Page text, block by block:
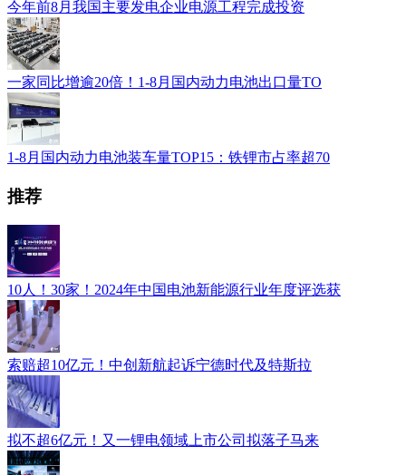
今年前8月我国主要发电企业电源工程完成投资
一家同比增逾20倍！1-8月国内动力电池出口量TO
1-8月国内动力电池装车量TOP15：铁锂市占率超70
推荐
10人！30家！2024年中国电池新能源行业年度评选获
索赔超10亿元！中创新航起诉宁德时代及特斯拉
拟不超6亿元！又一锂电领域上市公司拟落子马来